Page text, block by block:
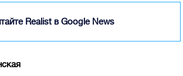
Realist в Google News